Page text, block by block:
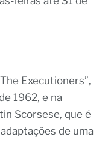
Executioners”,
1962, e na
Scorsese, que é
de uma